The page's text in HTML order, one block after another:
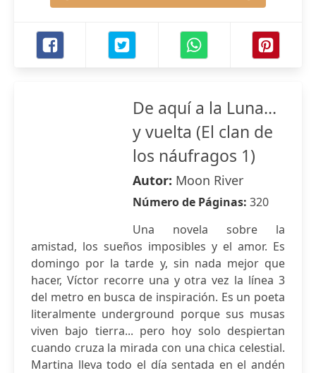
De aquí a la Luna...
y vuelta (El clan de
los náufragos 1)
Autor: Moon River
Número de Páginas: 320
Una novela sobre la
amistad, los sueños imposibles y el amor. Es
domingo por la tarde y, sin nada mejor que
hacer, Víctor recorre una y otra vez la línea 3
del metro en busca de inspiración. Es un poeta
literalmente underground porque sus musas
viven bajo tierra... pero hoy solo despiertan
cuando cruza la mirada con una chica celestial.
Martina lleva todo el día sentada en el andén